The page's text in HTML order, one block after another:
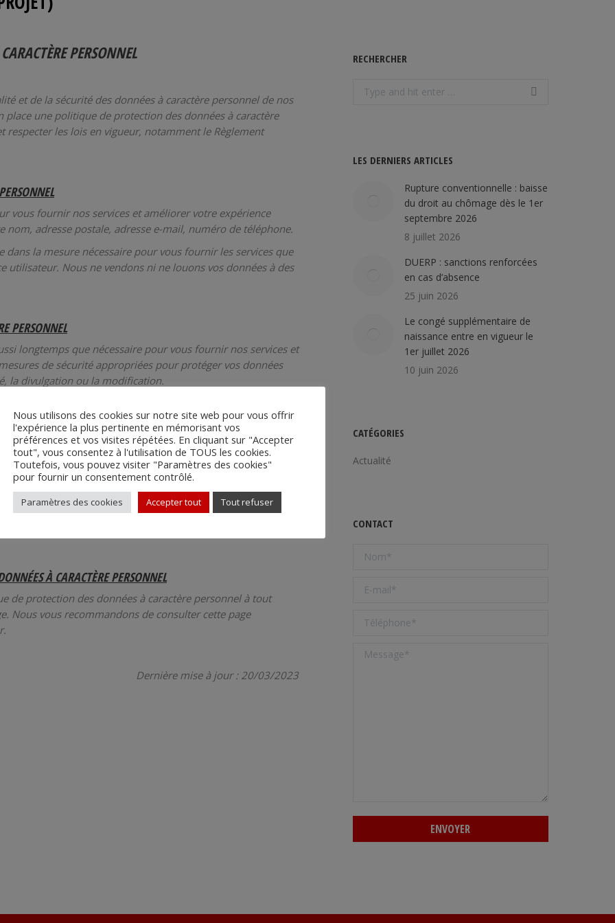
PERSONNEL
et de la sécurité des données à caractère personnel de nos
une politique de protection des données à caractère
les lois en vigueur, notamment le Règlement
vous fournir nos services et améliorer votre expérience
adresse postale, adresse e-mail, numéro de téléphone.
dans la mesure nécessaire pour vous fournir les services que
utilisateur. Nous ne vendons ni ne louons vos données à des
PERSONNEL
longtemps que nécessaire pour vous fournir nos services et
de sécurité appropriées pour protéger vos données
la divulgation ou la modification.
CARACTÈRE PERSONNEL
que nous avons collectées, de les rectifier ou de les
le traitement de vos données à caractère personnel ou
des préoccupations concernant notre politique de protection
à l’adresse [referent.rgpd@sodias.comou 01 60 04 00
À CARACTÈRE PERSONNEL
protection des données à caractère personnel à tout
Nous vous recommandons de consulter cette page
Dernière mise à jour : 20/03/2023
RECHERCHER
Search:
LES DERNIERS ARTICLES
Rupture conventionnelle : baisse
du droit au chômage dès le 1er
septembre 2026
8 juillet 2026
DUERP : sanctions renforcées
en cas d’absence
25 juin 2026
Le congé supplémentaire de
naissance entre en vigueur le
1er juillet 2026
10 juin 2026
CATÉGORIES
Actualité
CONTACT
Nous utilisons des cookies sur notre site web pour vous offrir
l'expérience la plus pertinente en mémorisant vos
préférences et vos visites répétées. En cliquant sur "Accepter
tout", vous consentez à l'utilisation de TOUS les cookies.
Toutefois, vous pouvez visiter "Paramètres des cookies"
pour fournir un consentement contrôlé.
Paramètres des cookies Accepter tout Tout refuser